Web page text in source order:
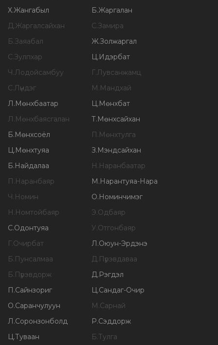
Х.Жангабыл Б.Жаргалан
Д.Жаргалсайхан С.Замира
Б.Заяабал Ж.Золжаргал
С.Зулпхар Ц.Идэрбат
Ч.Лодойсамбуу Г.Лувсанжамц
С.Лүндэг М.Мандхай
Л.Мөнхбаатар Ц.Мөнхбат
Л.Мөнхбаясгалан Т.Мөнхсайхан
Б.Мөнхсоёл П.Мөнхтулга
Ц.Мөнхтуяа З.Мэндсайхан
Б.Найдалаа Н.Наранбаатар
П.Наранбаяр М.Нарантуяа-Нара
Ч.Номин О.Номинчимэг
Н.Номтойбаяр Э.Одбаяр
С.Одонтуяа У.Отгонбаяр
Г.Очирбат Л.Оюун-Эрдэнэ
Б.Пунсалмаа Д.Пүрэвдаваа
Б.Пүрэвдорж Д.Рэгдэл
П.Сайнзориг Ц.Сандаг-Очир
О.Саранчулуун М.Сарнай
Л.Соронзонболд Р.Сэддорж
Ц.Туваан Б.Тулга